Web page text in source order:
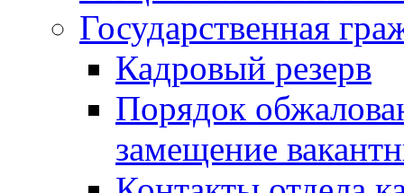
Государственная
Кадровый резерв
Порядок
замещение